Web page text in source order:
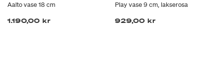
Aalto vase 18 cm
1.190,00 kr
Play vase 9 cm, lakserosa
929,00 kr